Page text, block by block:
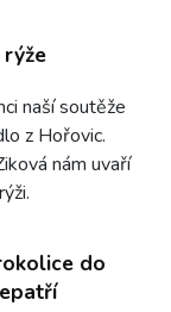
rýže
naší soutěže
z Hořovic.
nám uvaří
do